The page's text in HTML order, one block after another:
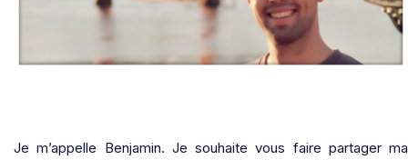
Je m’appelle Benjamin. Je souhaite vous faire partager ma